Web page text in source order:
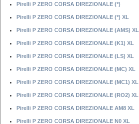
Pirelli P ZERO CORSA DIREZIONALE (*)
Pirelli P ZERO CORSA DIREZIONALE (*) XL
Pirelli P ZERO CORSA DIREZIONALE (AMS) XL
Pirelli P ZERO CORSA DIREZIONALE (K1) XL
Pirelli P ZERO CORSA DIREZIONALE (LS) XL
Pirelli P ZERO CORSA DIREZIONALE (MC) XL
Pirelli P ZERO CORSA DIREZIONALE (MC1) XL
Pirelli P ZERO CORSA DIREZIONALE (RO2) XL
Pirelli P ZERO CORSA DIREZIONALE AM8 XL
Pirelli P ZERO CORSA DIREZIONALE N0 XL